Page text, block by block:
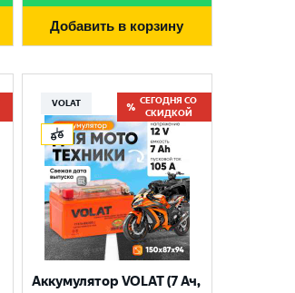
Добавить в корзину
VOLAT
СЕГОДНЯ СО
СКИДКОЙ
Аккумулятор VOLAT (7 Ач,